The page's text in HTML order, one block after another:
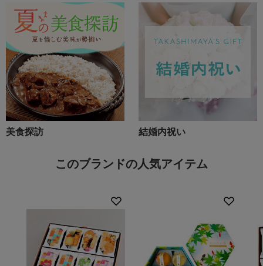
美食探訪 結婚内祝い
このブランドの人気アイテム